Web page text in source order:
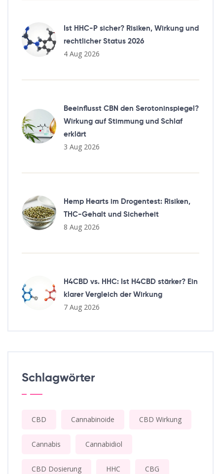
Ist HHC-P sicher? Risiken, Wirkung und
rechtlicher Status 2026
4 Aug 2026
Beeinflusst CBN den Serotoninspiegel?
Wirkung auf Stimmung und Schlaf
erklärt
3 Aug 2026
Hemp Hearts im Drogentest: Risiken,
THC-Gehalt und Sicherheit
8 Aug 2026
H4CBD vs. HHC: Ist H4CBD stärker? Ein
klarer Vergleich der Wirkung
7 Aug 2026
Schlagwörter
CBD Cannabinoide CBD Wirkung
Cannabis Cannabidiol
CBD Dosierung HHC CBG